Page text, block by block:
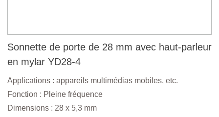
Sonnette de porte de 28 mm avec haut-parleur
en mylar YD28-4
Applications : appareils multimédias mobiles, etc.
Fonction : Pleine fréquence
Dimensions : 28 x 5,3 mm